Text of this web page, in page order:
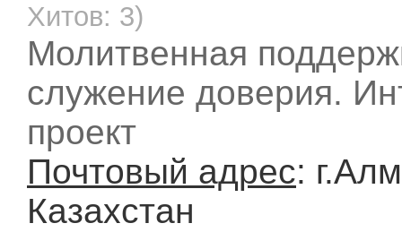
Хитов: 3)
Молитвенная
служение доверия.
проект
Почтовый адрес:
Казахстан